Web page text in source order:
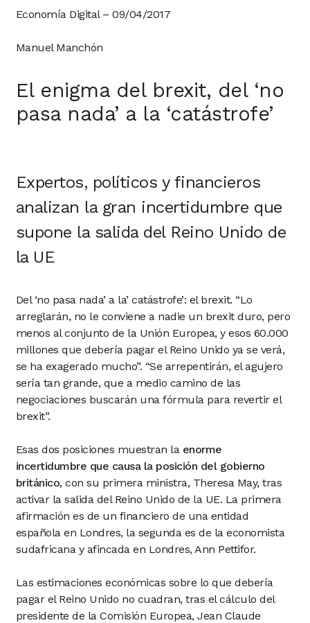
Economía Digital – 09/04/2017
Manuel Manchón
El enigma del brexit, del ‘no
pasa nada’ a la ‘catástrofe’
Expertos, políticos y financieros
analizan la gran incertidumbre que
supone la salida del Reino Unido de
la UE
Del ‘no pasa nada’ a la’ catástrofe’: el brexit. “Lo
arreglarán, no le conviene a nadie un brexit duro, pero
menos al conjunto de la Unión Europea, y esos 60.000
millones que debería pagar el Reino Unido ya se verá,
se ha exagerado mucho”. “Se arrepentirán, el agujero
sería tan grande, que a medio camino de las
negociaciones buscarán una fórmula para revertir el
brexit”.
Esas dos posiciones muestran la enorme
incertidumbre que causa la posición del gobierno
británico, con su primera ministra, Theresa May, tras
activar la salida del Reino Unido de la UE. La primera
afirmación es de un financiero de una entidad
española en Londres, la segunda es de la economista
sudafricana y afincada en Londres, Ann Pettifor.
Las estimaciones económicas sobre lo que debería
pagar el Reino Unido no cuadran, tras el cálculo del
presidente de la Comisión Europea, Jean Claude